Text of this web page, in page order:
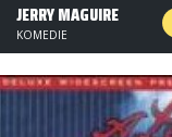
JERRY MAGUIRE
KOMEDIE